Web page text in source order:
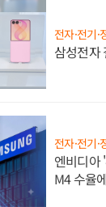
전자·전기·
삼성전자
전자·전기·
엔비디아
M4 수율